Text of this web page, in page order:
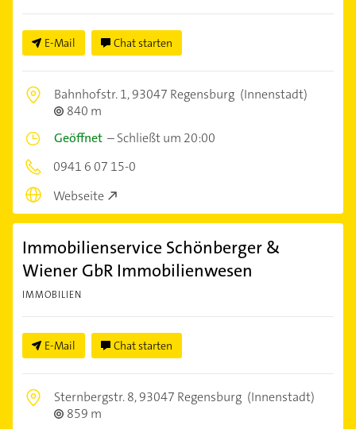
E-Mail Chat starten
Bahnhofstr. 1,93047 Regensburg (Innenstadt)
840 m
Geöffnet –Schließt um 20:00
0941 6 07 15-0
Webseite
Immobilienservice Schönberger &
Wiener GbR Immobilienwesen
IMMOBILIEN
E-Mail Chat starten
Sternbergstr. 8,93047 Regensburg (Innenstadt)
859 m